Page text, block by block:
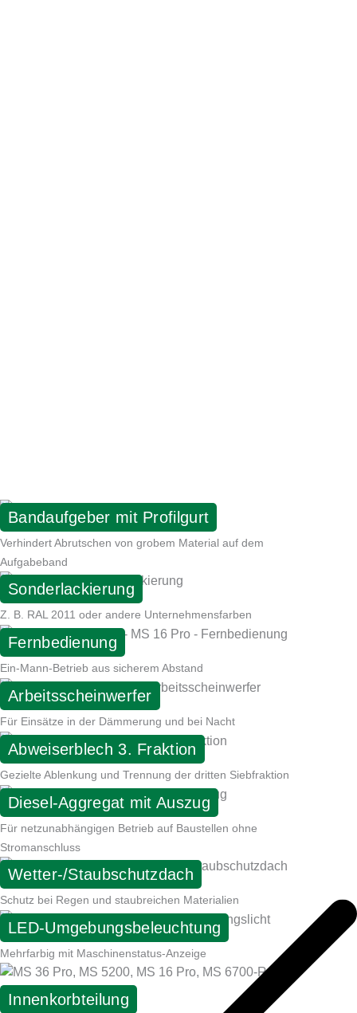
Bandaufgeber mit Profilgurt
Verhindert Abrutschen von grobem Material auf dem
Aufgabeband
Sonderlackierung
Z. B. RAL 2011 oder andere Unternehmensfarben
Fernbedienung
Ein-Mann-Betrieb aus sicherem Abstand
Arbeitsscheinwerfer
Für Einsätze in der Dämmerung und bei Nacht
Abweiserblech 3. Fraktion
Gezielte Ablenkung und Trennung der dritten Siebfraktion
Diesel-Aggregat mit Auszug
Für netzunabhängigen Betrieb auf Baustellen ohne
Stromanschluss
Wetter-/Staubschutzdach
Schutz bei Regen und staubreichen Materialien
LED-Umgebungsbeleuchtung
Mehrfarbig mit Maschinenstatus-Anzeige
Innenkorbteilung